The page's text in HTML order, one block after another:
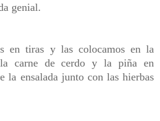
genial.
en tiras y las colocamos en la
la carne de cerdo y la piña en
la ensalada junto con las hierbas